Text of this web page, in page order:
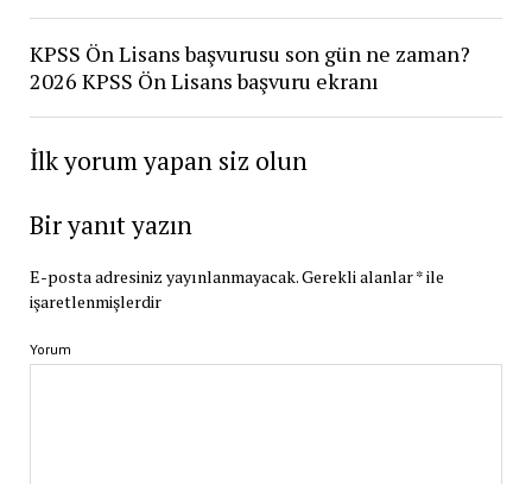
KPSS Ön Lisans başvurusu son gün ne zaman?
2026 KPSS Ön Lisans başvuru ekranı
İlk yorum yapan siz olun
Bir yanıt yazın
E-posta adresiniz yayınlanmayacak.Gerekli alanlar*ile
işaretlenmişlerdir
Yorum